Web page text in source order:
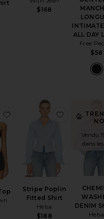
$168
ALL DAY
Free
$58
préférésTop Pia
ajouter aux
Stripe Poplin
Fitted Shirt
Helsa
$188
ajouter
Vendu
dans
DENIM
Helsa